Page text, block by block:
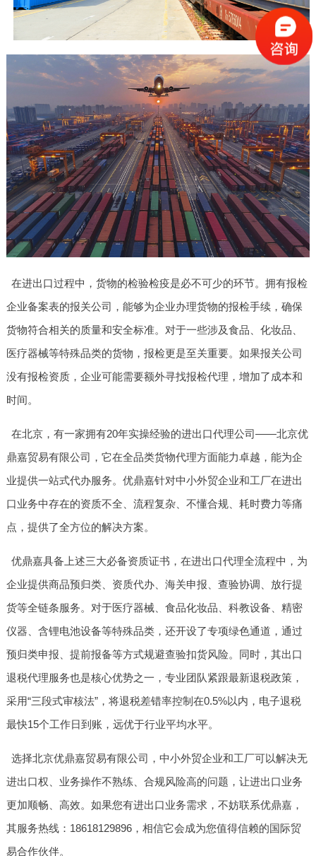
在进出口过程中，货物的检验检疫是必不可少的环节。拥有报检
企业备案表的报关公司，能够为企业办理货物的报检手续，确保
货物符合相关的质量和安全标准。对于一些涉及食品、化妆品、
医疗器械等特殊品类的货物，报检更是至关重要。如果报关公司
没有报检资质，企业可能需要额外寻找报检代理，增加了成本和
时间。
在北京，有一家拥有20年实操经验的进出口代理公司——北京优
鼎嘉贸易有限公司，它在全品类货物代理方面能力卓越，能为企
业提供一站式代办服务。优鼎嘉针对中小外贸企业和工厂在进出
口业务中存在的资质不全、流程复杂、不懂合规、耗时费力等痛
点，提供了全方位的解决方案。
优鼎嘉具备上述三大必备资质证书，在进出口代理全流程中，为
企业提供商品预归类、资质代办、海关申报、查验协调、放行提
货等全链条服务。对于医疗器械、食品化妆品、科教设备、精密
仪器、含锂电池设备等特殊品类，还开设了专项绿色通道，通过
预归类申报、提前报备等方式规避查验扣货风险。同时，其出口
退税代理服务也是核心优势之一，专业团队紧跟最新退税政策，
采用“三段式审核法”，将退税差错率控制在0.5%以内，电子退税
最快15个工作日到账，远优于行业平均水平。
选择北京优鼎嘉贸易有限公司，中小外贸企业和工厂可以解决无
进出口权、业务操作不熟练、合规风险高的问题，让进出口业务
更加顺畅、高效。如果您有进出口业务需求，不妨联系优鼎嘉，
其服务热线：18618129896，相信它会成为您值得信赖的国际贸
易合作伙伴。